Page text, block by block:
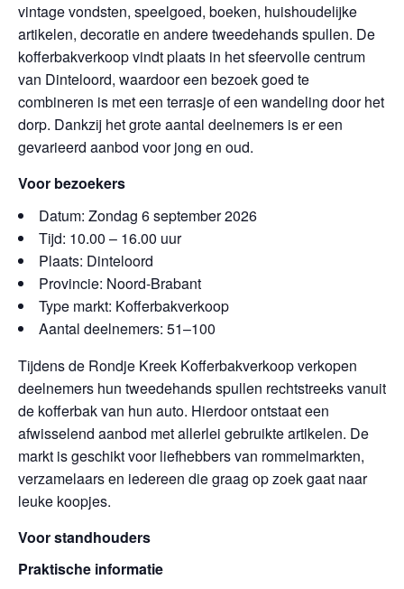
vintage vondsten, speelgoed, boeken, huishoudelijke
artikelen, decoratie en andere tweedehands spullen. De
kofferbakverkoop vindt plaats in het sfeervolle centrum
van Dinteloord, waardoor een bezoek goed te
combineren is met een terrasje of een wandeling door het
dorp. Dankzij het grote aantal deelnemers is er een
gevarieerd aanbod voor jong en oud.
Voor bezoekers
Datum: Zondag 6 september 2026
Tijd: 10.00 – 16.00 uur
Plaats: Dinteloord
Provincie: Noord-Brabant
Type markt: Kofferbakverkoop
Aantal deelnemers: 51–100
Tijdens de Rondje Kreek Kofferbakverkoop verkopen
deelnemers hun tweedehands spullen rechtstreeks vanuit
de kofferbak van hun auto. Hierdoor ontstaat een
afwisselend aanbod met allerlei gebruikte artikelen. De
markt is geschikt voor liefhebbers van rommelmarkten,
verzamelaars en iedereen die graag op zoek gaat naar
leuke koopjes.
Voor standhouders
Praktische informatie